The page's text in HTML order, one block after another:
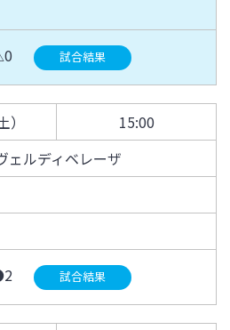
試合結果
15:00
ェルディベレーザ
試合結果